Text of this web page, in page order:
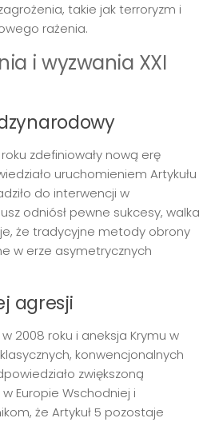
takie jak terroryzm i
rażenia.
i wyzwania XXI
roku zdefiniowały nową erę
uruchomieniem Artykułu
do interwencji w
odniósł pewne sukcesy, walka
że tradycyjne metody obrony
w erze asymetrycznych
agresji
2008 roku i aneksja Krymu w
konwencjonalnych
zwiększoną
Europie Wschodniej i
że Artykuł 5 pozostaje